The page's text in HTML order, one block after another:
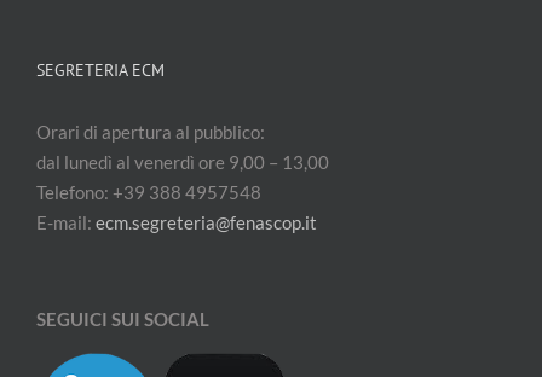
SEGRETERIA ECM
Orari di apertura al pubblico:
dal lunedì al venerdì ore 9,00 – 13,00
Telefono: +39 388 4957548
E-mail: ecm.segreteria@fenascop.it
SEGUICI SUI SOCIAL